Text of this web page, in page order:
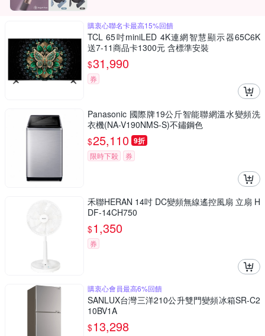
購衷心聯名卡最高15%回饋
TCL 65吋miniLED 4K連網智慧顯示器65C6K
送7-11商品卡1300元 含標準安裝
$31,990
券
Panasonic 國際牌19公斤智能聯網溫水變頻洗
衣機(NA-V190NMS-S)不鏽鋼色
$25,110 9折
限時下殺 券
禾聯HERAN 14吋 DC變頻無線遙控風扇 立扇 H
DF-14CH750
$1,350
券
購衷心會員最高6%回饋
SANLUX台灣三洋210公升雙門變頻冰箱SR-C2
10BV1A
$13,298